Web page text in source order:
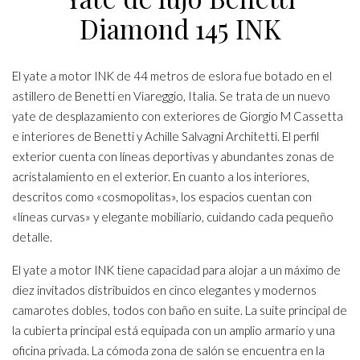
Diamond 145 INK
El yate a motor INK de 44 metros de eslora fue botado en el
astillero de Benetti en Viareggio, Italia. Se trata de un nuevo
yate de desplazamiento con exteriores de Giorgio M Cassetta
e interiores de Benetti y Achille Salvagni Architetti. El perfil
exterior cuenta con líneas deportivas y abundantes zonas de
acristalamiento en el exterior. En cuanto a los interiores,
descritos como «cosmopolitas», los espacios cuentan con
«líneas curvas» y elegante mobiliario, cuidando cada pequeño
detalle.
El yate a motor INK tiene capacidad para alojar a un máximo de
diez invitados distribuidos en cinco elegantes y modernos
camarotes dobles, todos con baño en suite. La suite principal de
la cubierta principal está equipada con un amplio armario y una
oficina privada. La cómoda zona de salón se encuentra en la